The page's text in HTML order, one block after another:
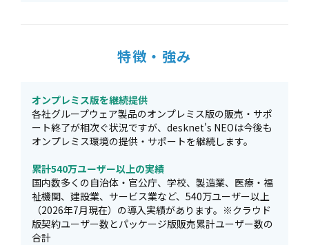
特徴・強み
オンプレミス版を継続提供
各社グループウェア製品のオンプレミス版の販売・サポ
ート終了が相次ぐ状況ですが、desknet's NEOは今後も
オンプレミス環境の提供・サポートを継続します。
累計540万ユーザー以上の実績
国内数多くの自治体・官公庁、学校、製造業、医療・福
祉機関、建設業、サービス業など、540万ユーザー以上
（2026年7月現在）の導入実績があります。※クラウド
版契約ユーザー数とパッケージ版販売累計ユーザー数の
合計